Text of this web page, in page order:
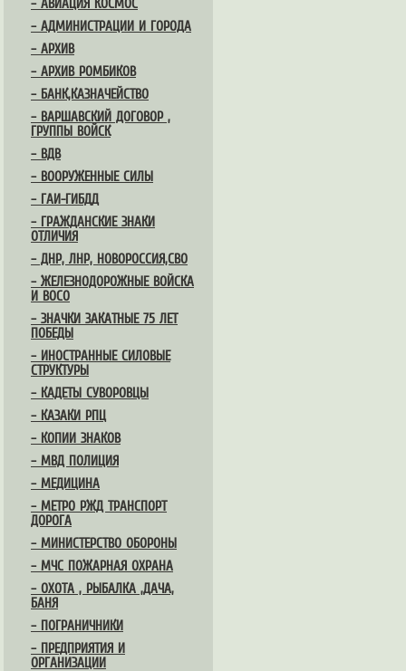
– АВИАЦИЯ КОСМОС
– АДМИНИСТРАЦИИ И ГОРОДА
– АРХИВ
– АРХИВ РОМБИКОВ
– БАНК,КАЗНАЧЕЙСТВО
– ВАРШАВСКИЙ ДОГОВОР ,
ГРУППЫ ВОЙСК
– ВДВ
– ВООРУЖЕННЫЕ СИЛЫ
– ГАИ-ГИБДД
– ГРАЖДАНСКИЕ ЗНАКИ
ОТЛИЧИЯ
– ДНР, ЛНР, НОВОРОССИЯ,СВО
– ЖЕЛЕЗНОДОРОЖНЫЕ ВОЙСКА
И ВОСО
– ЗНАЧКИ ЗАКАТНЫЕ 75 ЛЕТ
ПОБЕДЫ
– ИНОСТРАННЫЕ СИЛОВЫЕ
СТРУКТУРЫ
– КАДЕТЫ СУВОРОВЦЫ
– КАЗАКИ РПЦ
– КОПИИ ЗНАКОВ
– МВД ПОЛИЦИЯ
– МЕДИЦИНА
– МЕТРО РЖД ТРАНСПОРТ
ДОРОГА
– МИНИСТЕРСТВО ОБОРОНЫ
– МЧС ПОЖАРНАЯ ОХРАНА
– ОХОТА , РЫБАЛКА ,ДАЧА,
БАНЯ
– ПОГРАНИЧНИКИ
– ПРЕДПРИЯТИЯ И
ОРГАНИЗАЦИИ